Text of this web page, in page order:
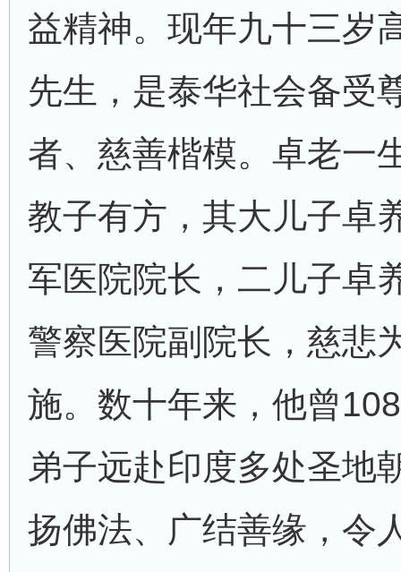
益精神。现年九十三岁
先生，是泰华社会备受
者、慈善楷模。卓老一
教子有方，其大儿子卓
军医院院长，二儿子卓
警察医院副院长，慈悲
施。数十年来，他曾
弟子远赴印度多处圣地
扬佛法、广结善缘，令